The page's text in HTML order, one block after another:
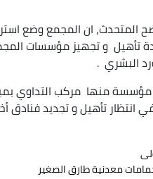
المتحدث، ان المجمع وضع
تأهيل و تجهيز مؤسسات
البشري .
و أشار المتحدث إلى الإنتهاء من إعادة تأهيل 31
انتظار تأهيل و تجديد فنادق
معدنية طارق الصغير